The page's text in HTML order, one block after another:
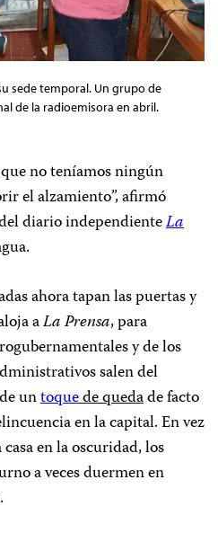
sede temporal. Un grupo de
de la radioemisora en abril.
no teníamos ningún
el alzamiento”, afirmó
diario independienteLa
ahora tapan las puertas y
aLa Prensa, para
y de los
salen del
untoquede quedade facto
en la capital. En vez
en la oscuridad, los
a veces duermen en